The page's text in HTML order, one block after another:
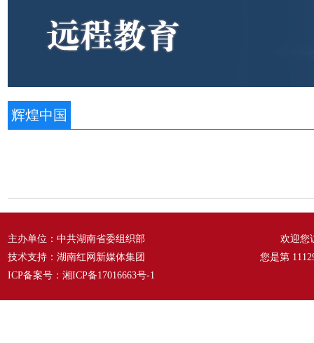
辉煌中国
主办单位：中共湖南省委组织部
技术支持：湖南红网新媒体集团
ICP备案号： 湘ICP备17016663号-1
欢迎您
您是第